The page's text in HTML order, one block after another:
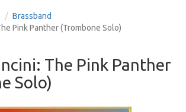
Brassband
Pink Panther (Trombone Solo)
The Pink Panther
Solo)